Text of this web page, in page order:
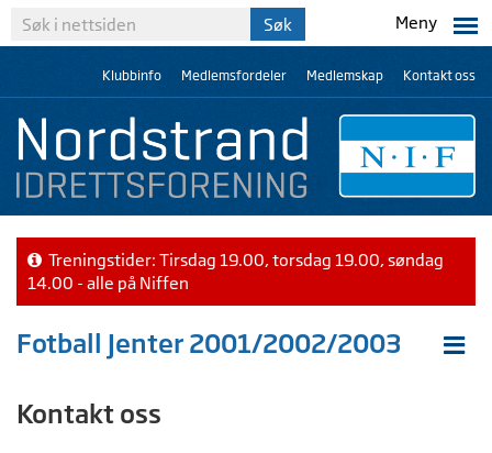
Meny
Klubbinfo Medlemsfordeler Medlemskap Kontakt oss
Treningstider: Tirsdag 19.00, torsdag 19.00, søndag
14.00 - alle på Niffen
Fotball Jenter 2001/2002/2003
Kontakt oss